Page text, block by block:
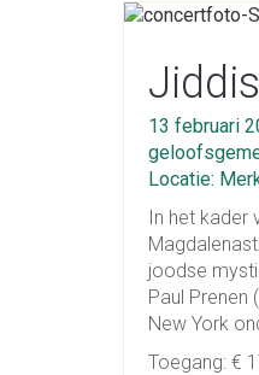
13 februari
Locatie:
In het kader
joodse
Paul Prenen
New York
Toegang: €